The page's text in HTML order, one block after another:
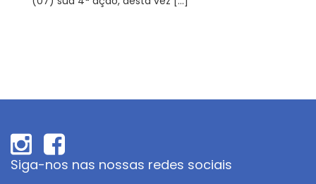
Siga-nos nas nossas redes sociais